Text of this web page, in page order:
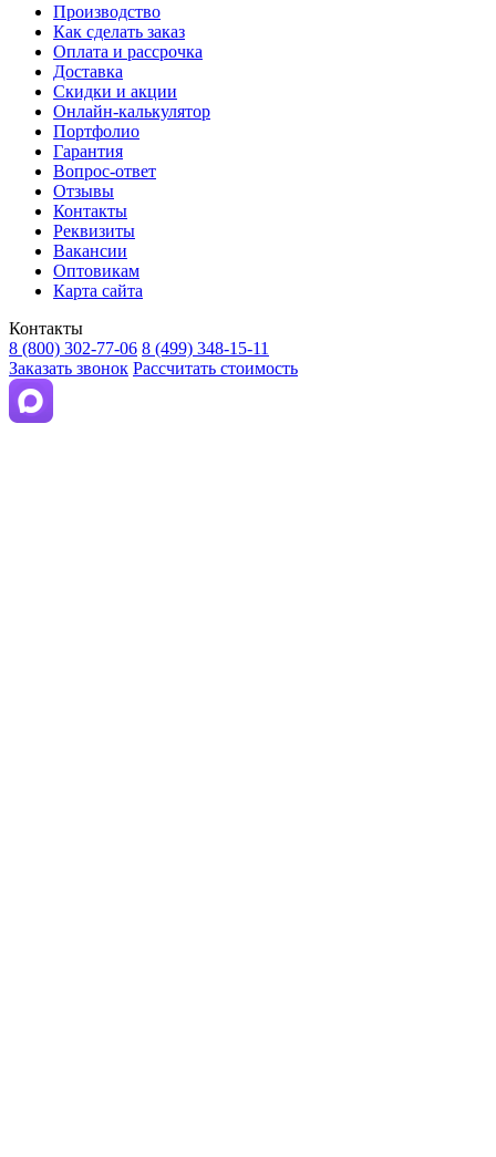
Производство
Как сделать заказ
Оплата и рассрочка
Доставка
Скидки и акции
Онлайн-калькулятор
Портфолио
Гарантия
Вопрос-ответ
Отзывы
Контакты
Реквизиты
Вакансии
Оптовикам
Карта сайта
Контакты
8 (800) 302-77-06 8 (499) 348-15-11
Заказать звонок Рассчитать стоимость